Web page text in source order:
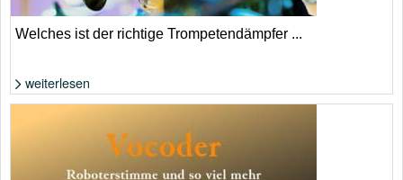
Welches ist der richtige Trompetendämpfer ...
weiterlesen